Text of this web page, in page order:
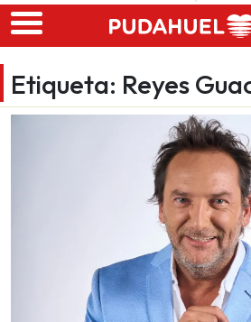
Skip to main content
Etiqueta: Reyes